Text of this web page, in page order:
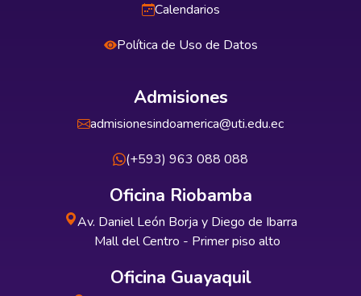
Calendarios
Política de Uso de Datos
Admisiones
admisionesindoamerica@uti.edu.ec
(+593) 963 088 088
Oficina Riobamba
Av. Daniel León Borja y Diego de Ibarra
Mall del Centro - Primer piso alto
Oficina Guayaquil